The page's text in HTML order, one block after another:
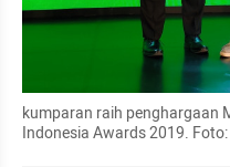
kumparan raih penghargaan
Indonesia Awards 2019.